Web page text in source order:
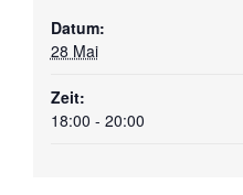
Datum:
28 Mai
Zeit:
18:00 - 20:00